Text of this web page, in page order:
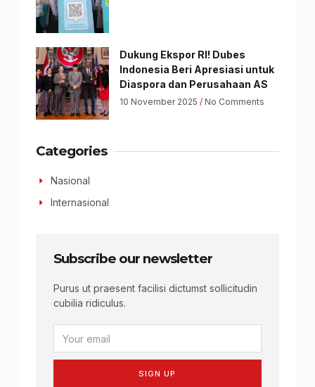
Dukung Ekspor RI! Dubes
Indonesia Beri Apresiasi untuk
Diaspora dan Perusahaan AS
10 November 2025 No Comments
Categories
Nasional
Internasional
Subscribe our newsletter
Purus ut praesent facilisi dictumst sollicitudin
cubilia ridiculus.
SIGN UP